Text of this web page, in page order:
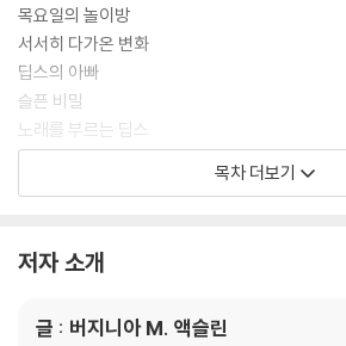
목요일의 놀이방
서서히 다가온 변화
딥스의 아빠
슬픈 비밀
노래를 부르는 딥스
병정놀이
나는 지금 행복해요
둘만을 위한 방
목차 더보기
저자 소개
글 : 버지니아 M. 액슬린